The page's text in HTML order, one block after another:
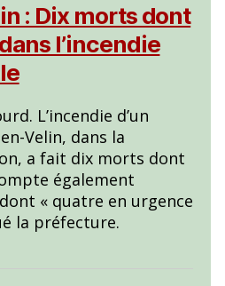
: Dix morts dont
l’incendie
L’incendie d’un
Velin, dans la
a fait dix morts dont
également
« quatre en urgence
la préfecture.